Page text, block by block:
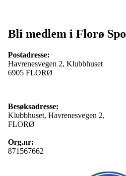
Bli medlem i Florø
Postadresse:
Havrenesvegen 2, Klubbhuset
6905 FLORØ
Besøksadresse:
Klubbhuset, Havrenesvegen 2,
FLORØ
Org.nr:
871567662